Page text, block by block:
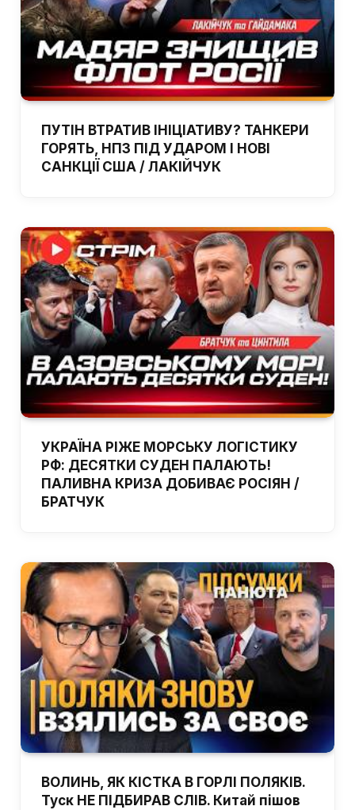
ПУТІН ВТРАТИВ ІНІЦІАТИВУ? ТАНКЕРИ
ГОРЯТЬ, НПЗ ПІД УДАРОМ І НОВІ
САНКЦІЇ США / ЛАКІЙЧУК
УКРАЇНА РІЖЕ МОРСЬКУ ЛОГІСТИКУ
РФ: ДЕСЯТКИ СУДЕН ПАЛАЮТЬ!
ПАЛИВНА КРИЗА ДОБИВАЄ РОСІЯН /
БРАТЧУК
ВОЛИНЬ, ЯК КІСТКА В ГОРЛІ ПОЛЯКІВ.
Туск НЕ ПІДБИРАВ СЛІВ. Китай пішов